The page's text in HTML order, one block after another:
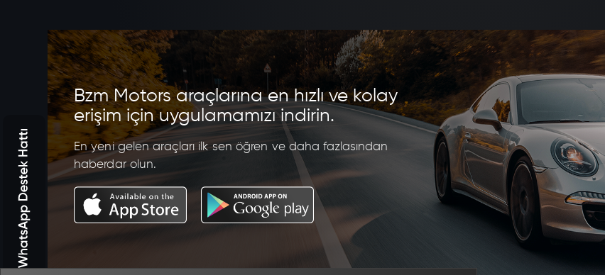
Bzm Motors araçlarına en hızlı ve kolay
erişim için uygulamamızı indirin.
En yeni gelen araçları ilk sen öğren ve daha fazlasından
haberdar olun.